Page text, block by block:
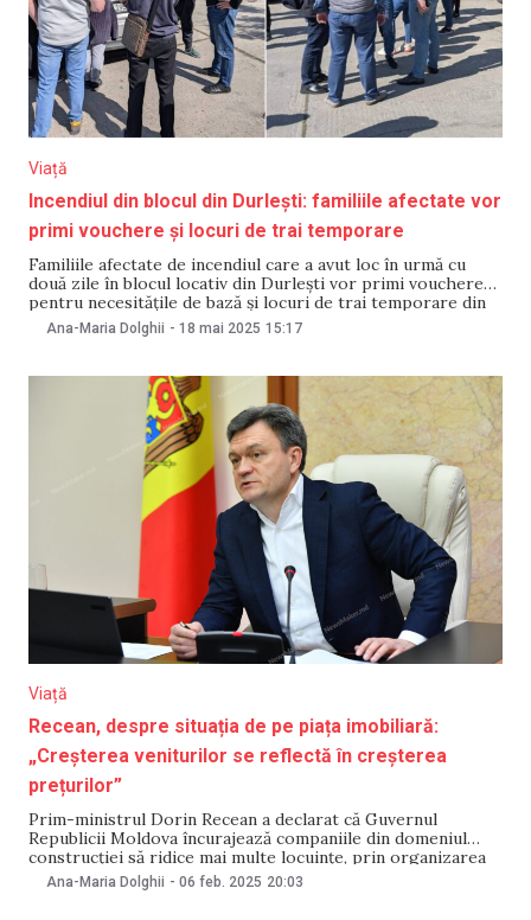
Viață
Incendiul din blocul din Durlești: familiile afectate vor
primi vouchere și locuri de trai temporare
Familiile afectate de incendiul care a avut loc în urmă cu
două zile în blocul locativ din Durlești vor primi vouchere
pentru necesitățile de bază și locuri de trai temporare din
partea Guvernului. Despre acest lucru a anunțat pe 18 mai
ministrul Muncii și Protecției Sociale, Alexei Buzu. Alexei
Ana-Maria Dolghii - 18 mai 2025 15:17
Viață
Recean, despre situația de pe piața imobiliară:
„Creșterea veniturilor se reflectă în creșterea
prețurilor”
Prim-ministrul Dorin Recean a declarat că Guvernul
Republicii Moldova încurajează companiile din domeniul
construcției să ridice mai multe locuințe, prin organizarea
licitațiilor, pentru ca oferta de pe piața imobiliară să fie mai
mare și, respectiv, să scadă prețurile. Totodată, șeful
Ana-Maria Dolghii - 06 feb. 2025 20:03